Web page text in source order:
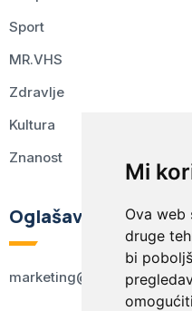
Mi
Ova web
druge
bi
Sport
MR.VHS
Zdravlje
Kultura
Znanost
Oglašavanje
marketing@kodex.hr